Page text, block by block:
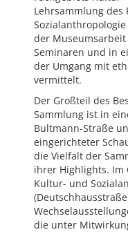
Lehrsammlung des
der
Seminaren und in
der Umgang mit
vermittelt.
Der Großteil des
Sammlung ist in
Bultmann-Straße
eingerichteter
die Vielfalt der
ihrer Highlights. Im
Kultur- und
die unter